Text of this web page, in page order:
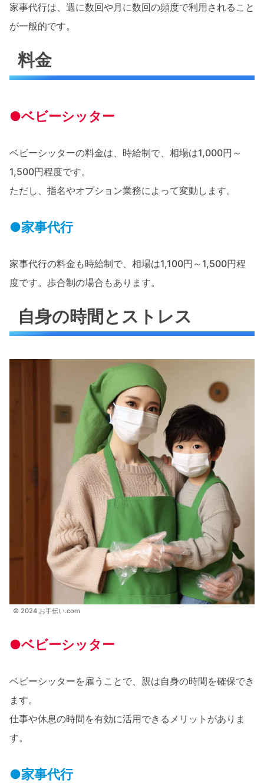
家事代行は、週に数回や月に数回の頻度で利用されること
が一般的です。
料金
●ベビーシッター
ベビーシッターの料金は、時給制で、相場は1,000円～
1,500円程度です。
ただし、指名やオプション業務によって変動します。
●家事代行
家事代行の料金も時給制で、相場は1,100円～1,500円程
度です。歩合制の場合もあります。
自身の時間とストレス
© 2024 お手伝い.com
●ベビーシッター
ベビーシッターを雇うことで、親は自身の時間を確保でき
ます。
仕事や休息の時間を有効に活用できるメリットがありま
す。
●家事代行